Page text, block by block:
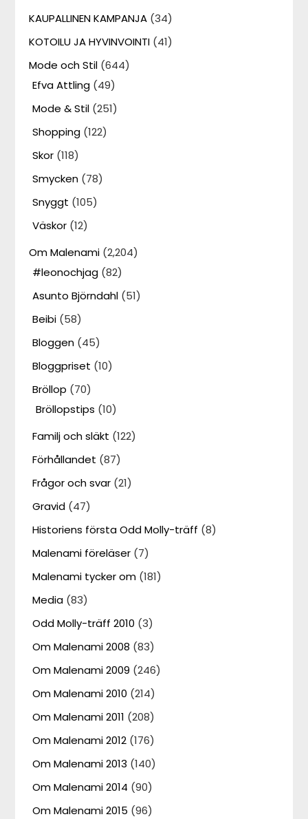
KAUPALLINEN KAMPANJA (34)
KOTOILU JA HYVINVOINTI (41)
Mode och Stil (644)
Efva Attling (49)
Mode & Stil (251)
Shopping (122)
Skor (118)
Smycken (78)
Snyggt (105)
Väskor (12)
Om Malenami (2,204)
#leonochjag (82)
Asunto Björndahl (51)
Beibi (58)
Bloggen (45)
Bloggpriset (10)
Bröllop (70)
Bröllopstips (10)
Familj och släkt (122)
Förhållandet (87)
Frågor och svar (21)
Gravid (47)
Historiens första Odd Molly-träff (8)
Malenami föreläser (7)
Malenami tycker om (181)
Media (83)
Odd Molly-träff 2010 (3)
Om Malenami 2008 (83)
Om Malenami 2009 (246)
Om Malenami 2010 (214)
Om Malenami 2011 (208)
Om Malenami 2012 (176)
Om Malenami 2013 (140)
Om Malenami 2014 (90)
Om Malenami 2015 (96)